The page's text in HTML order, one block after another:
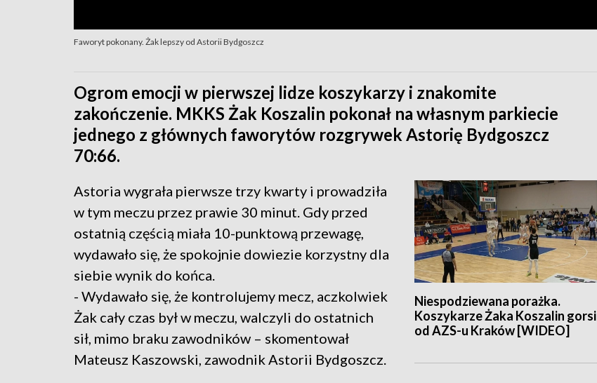
Faworyt pokonany. Żak lepszy od Astorii Bydgoszcz
Ogrom emocji w pierwszej lidze koszykarzy i znakomite
zakończenie. MKKS Żak Koszalin pokonał na własnym parkiecie
jednego z głównych faworytów rozgrywek Astorię Bydgoszcz
70:66.
Niespodziewana porażka.
Koszykarze Żaka Koszalin gorsi
od AZS-u Kraków [WIDEO]
Astoria wygrała pierwsze trzy kwarty i prowadziła
w tym meczu przez prawie 30 minut. Gdy przed
ostatnią częścią miała 10-punktową przewagę,
wydawało się, że spokojnie dowiezie korzystny dla
siebie wynik do końca.
- Wydawało się, że kontrolujemy mecz, aczkolwiek
Żak cały czas był w meczu, walczyli do ostatnich
sił, mimo braku zawodników – skomentował
Mateusz Kaszowski, zawodnik Astorii Bydgoszcz.